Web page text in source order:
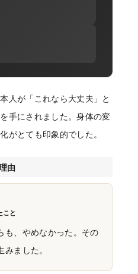
人が「これなら大丈夫」と
手にされました。身体の変
がとても印象的でした。
由
こと
も、やめなかった。その
ました。